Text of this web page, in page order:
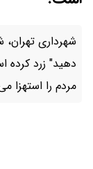
شهرداری تهران،
دهید" زرد
مردم را استهزا